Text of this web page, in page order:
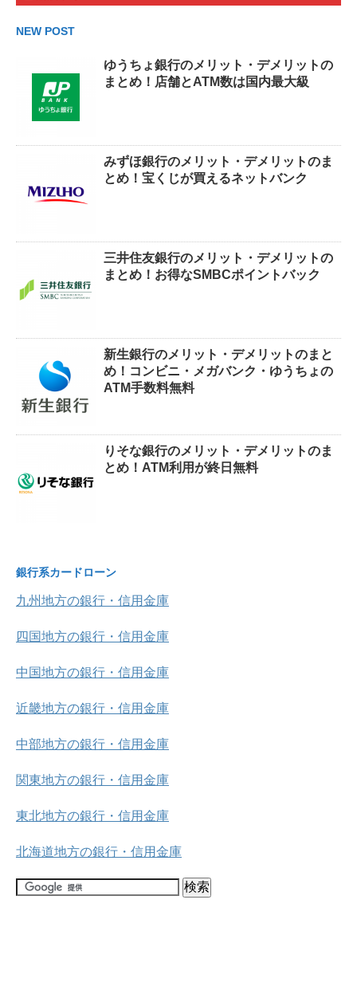
NEW POST
ゆうちょ銀行のメリット・デメリットの
まとめ！店舗とATM数は国内最大級
みずほ銀行のメリット・デメリットのま
とめ！宝くじが買えるネットバンク
三井住友銀行のメリット・デメリットの
まとめ！お得なSMBCポイントバック
新生銀行のメリット・デメリットのまと
め！コンビニ・メガバンク・ゆうちょの
ATM手数料無料
りそな銀行のメリット・デメリットのま
とめ！ATM利用が終日無料
銀行系カードローン
九州地方の銀行・信用金庫
四国地方の銀行・信用金庫
中国地方の銀行・信用金庫
近畿地方の銀行・信用金庫
中部地方の銀行・信用金庫
関東地方の銀行・信用金庫
東北地方の銀行・信用金庫
北海道地方の銀行・信用金庫